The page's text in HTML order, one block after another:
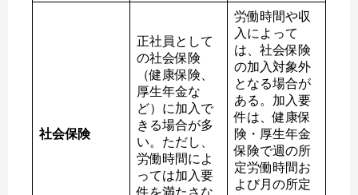
社会保険
正社員として
の社会保険
（健康保険、
厚生年金な
ど）に加入で
きる場合が多
い。ただし、
労働時間によ
っては加入要
件を満たさな
労働時間や収
入によって
は、社会保険
の加入対象外
となる場合が
ある。加入要
件は、健康保
険・厚生年金
保険で週の所
定労働時間お
よび月の所定